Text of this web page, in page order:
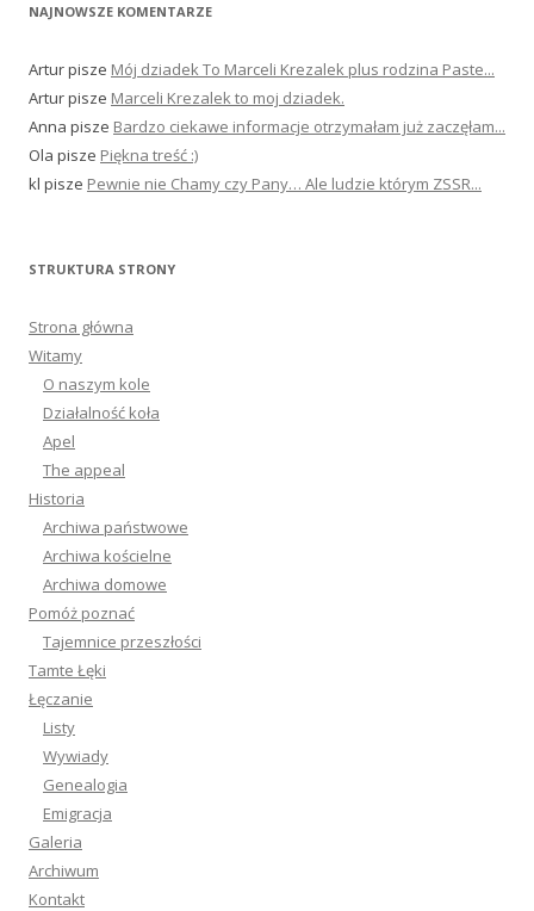
NAJNOWSZE KOMENTARZE
Arturpisze Mój dziadek To Marceli Krezalek plus rodzina Paste...
Arturpisze Marceli Krezalek to moj dziadek.
Anna pisze Bardzo ciekawe informacje otrzymałam już zaczęłam...
Ola pisze Piękna treść :)
kl pisze Pewnie nie Chamy czy Pany… Ale ludzie którym ZSSR...
STRUKTURA STRONY
Strona główna
Witamy
O naszym kole
Działalność koła
Apel
The appeal
Historia
Archiwa państwowe
Archiwa kościelne
Archiwa domowe
Pomóż poznać
Tajemnice przeszłości
Tamte Łęki
Łęczanie
Listy
Wywiady
Genealogia
Emigracja
Galeria
Archiwum
Kontakt